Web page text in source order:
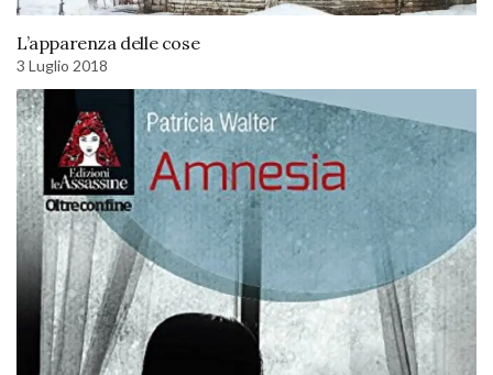
L’apparenza delle cose
3 Luglio 2018